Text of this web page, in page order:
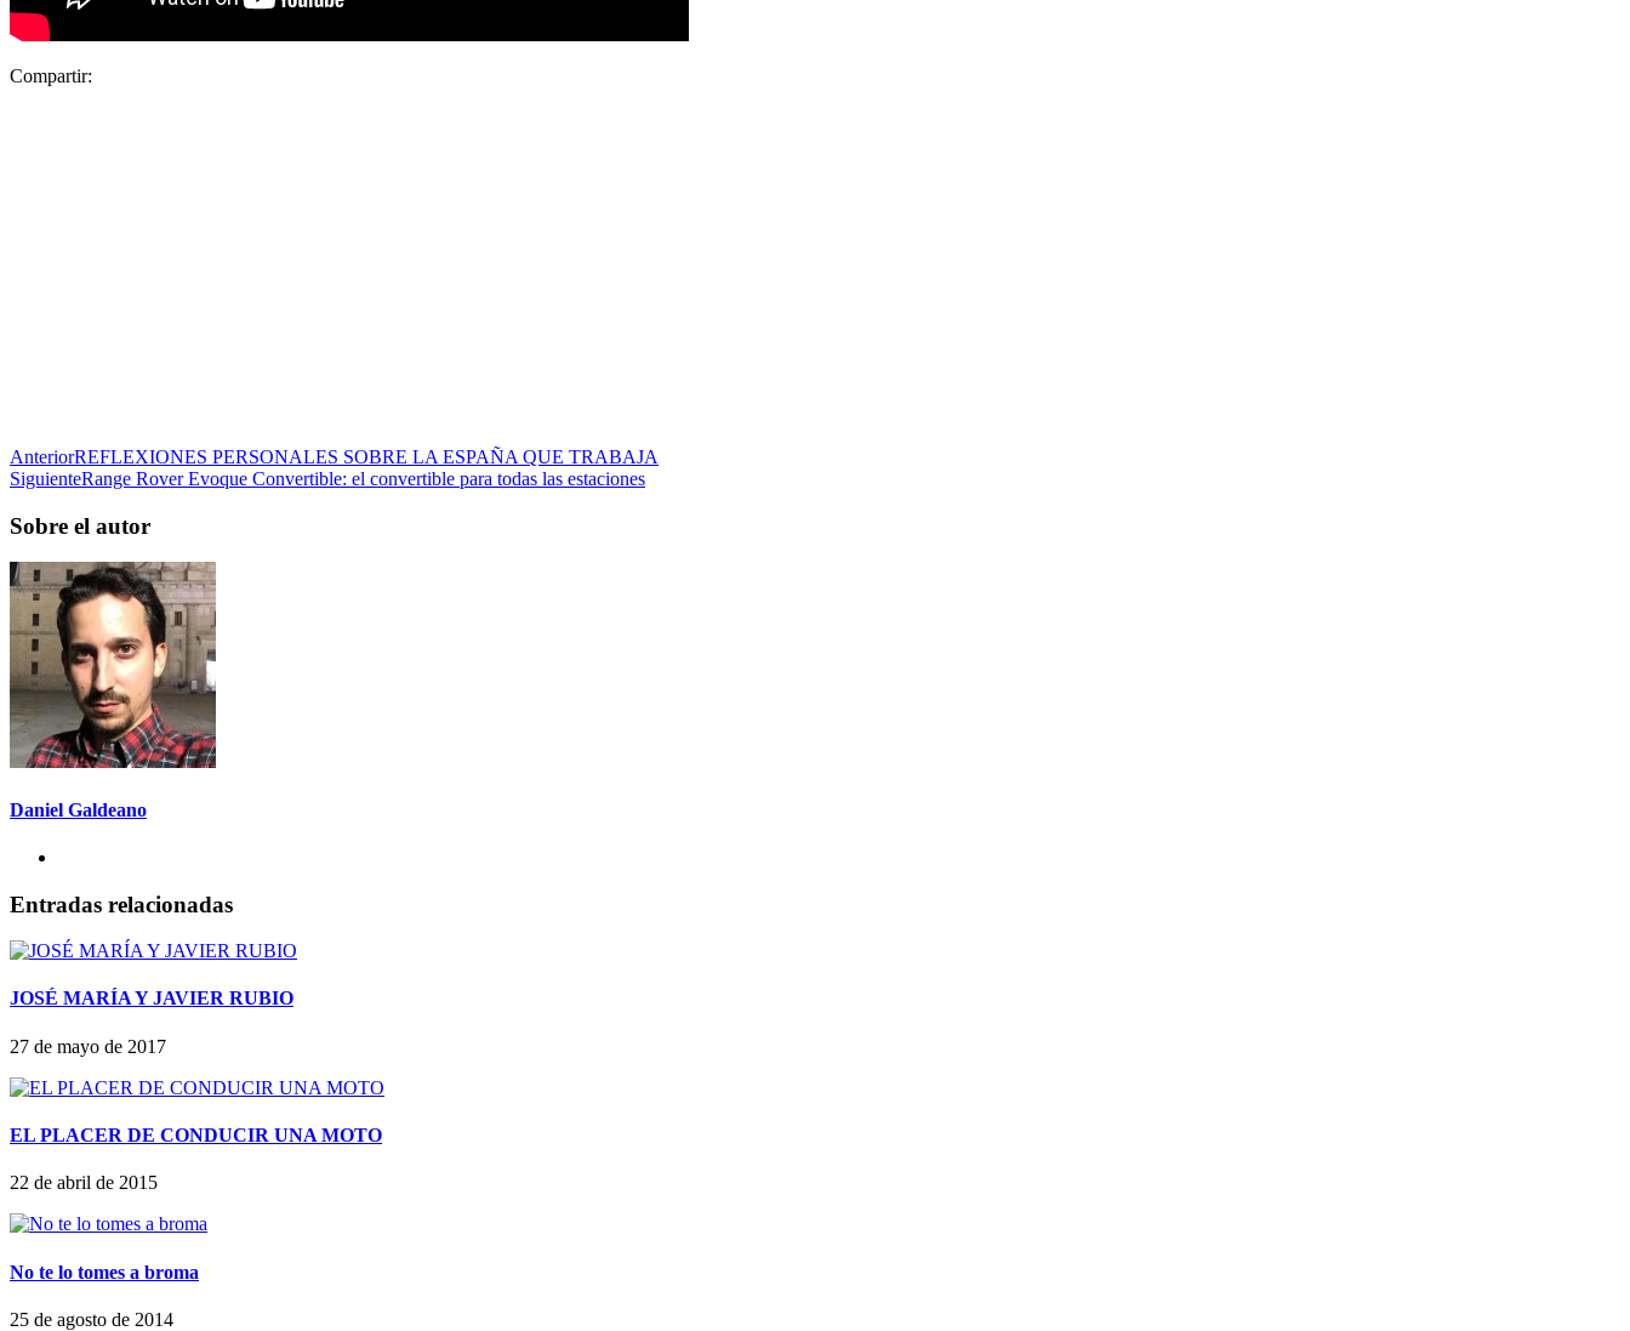
Compartir:
AnteriorREFLEXIONES PERSONALES SOBRE LA ESPAÑA QUE TRABAJA
SiguienteRange Rover Evoque Convertible: el convertible para todas las estaciones
Sobre el autor
Daniel Galdeano
Entradas relacionadas
JOSÉ MARÍA Y JAVIER RUBIO
27 de mayo de 2017
EL PLACER DE CONDUCIR UNA MOTO
22 de abril de 2015
No te lo tomes a broma
25 de agosto de 2014